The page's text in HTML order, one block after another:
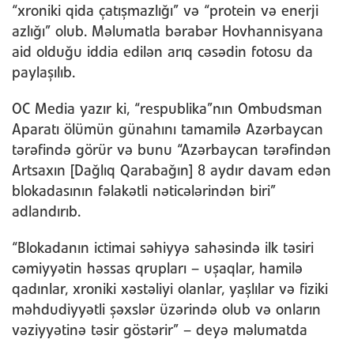
“xroniki qida çatışmazlığı” və “protein və enerji
azlığı” olub. Məlumatla bərabər Hovhannisyana
aid olduğu iddia edilən arıq cəsədin fotosu da
paylaşılıb.
OC Media yazır ki, “respublika”nın Ombudsman
Aparatı ölümün günahını tamamilə Azərbaycan
tərəfində görür və bunu “Azərbaycan tərəfindən
Artsaxın [Dağlıq Qarabağın] 8 aydır davam edən
blokadasının fəlakətli nəticələrindən biri”
adlandırıb.
“Blokadanın ictimai səhiyyə sahəsində ilk təsiri
cəmiyyətin həssas qrupları – uşaqlar, hamilə
qadınlar, xroniki xəstəliyi olanlar, yaşlılar və fiziki
məhdudiyyətli şəxslər üzərində olub və onların
vəziyyətinə təsir göstərir” – deyə məlumatda